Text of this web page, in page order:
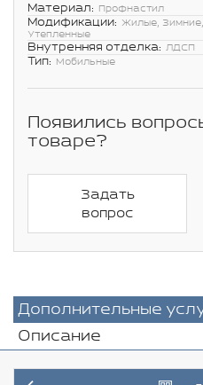
Материал: Профнастил
Модификации: Жилые,
Утепленные
Внутренняя отделка: ЛДСП
Тип: Мобильные
Появились
товаре?
Задать
вопрос
Дополнительные
Описание